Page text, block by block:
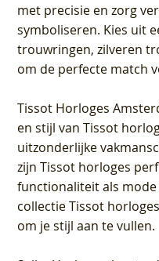
met precisie en zorg
symboliseren. Kies uit
trouwringen, zilveren
om de perfecte match
Tissot Horloges
en stijl van Tissot
uitzonderlijke
zijn Tissot horloges
functionaliteit als
collectie Tissot
om je stijl aan te vullen.